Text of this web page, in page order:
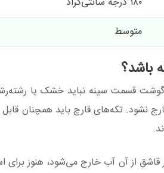
متوسط
باشد؟
قسمت سینه نباید خشک یا
نشود. تکه‌های قارچ باید همچنان
از آن آب خارج می‌شود، هنوز برای